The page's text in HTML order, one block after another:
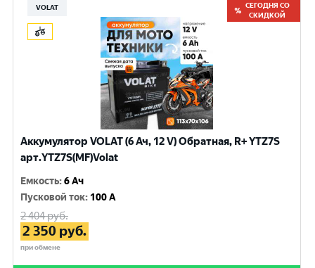
VOLAT
СЕГОДНЯ СО
СКИДКОЙ
Аккумулятор VOLAT (6 Ач, 12 V) Обратная, R+ YTZ7S
арт.YTZ7S(MF)Volat
Емкость:6 Ач
Пусковой ток: 100 A
2 404руб.
2 350 руб.
при обмене